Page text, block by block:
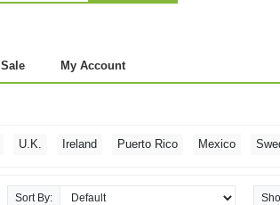
My Account
U.K. Ireland Puerto Rico Mexico
Spain Austria Trinidad and Tobago U.S.A
Sort By: